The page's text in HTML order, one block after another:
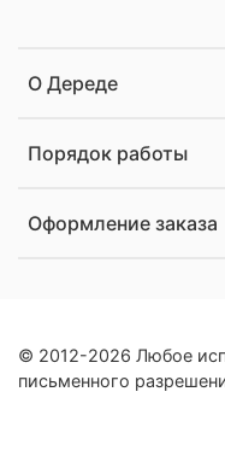
О Дереде
Порядок работы
Оформление заказа
© 2012-2026 Любое
письменного